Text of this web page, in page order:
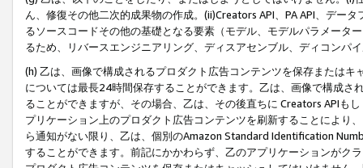
ん、修復その他二次的成果物の作成。(ii)Creators API、PA API、デー
るソースコードその他の基礎となる要素（モデル、モデルパラメータ
るため、リバースエンジニアリング、ディスアセンブル、ディコンパ
(h) 乙は、画像で構成されるプロダクト広告コンテンツを保存または
については最長24時間保存することができます。乙は、画像で構成
ることができますが、その場合、乙は、その後直ちに Creators APIも
プリケーション上のプロダクト広告コンテンツを刷新することにより
ら通知がない限り、乙は、個別のAmazon Standard Identification
することができます。前記にかかわらず、乙のアプリケーションがク